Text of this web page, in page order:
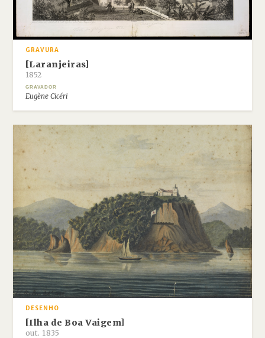
GRAVURA
[Laranjeiras]
1852
GRAVADOR
Eugène Cicéri
DESENHO
[Ilha de Boa Vaigem]
out. 1835